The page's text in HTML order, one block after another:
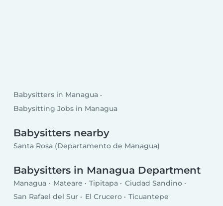
Babysitters in Managua
Babysitting Jobs in Managua
Babysitters nearby
Santa Rosa (Departamento de Managua)
Babysitters in Managua Department
Managua Mateare Tipitapa
Ciudad Sandino
San Rafael del Sur
El Crucero Ticuantepe